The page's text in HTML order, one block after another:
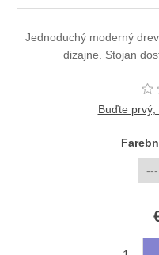
Jednoduchý moderný
dizajne. Stojan
Buďte